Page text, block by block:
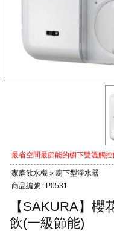
最省空間最節能的櫥下雙溫觸
家庭飲水機 » 廚下型淨水器
商品編號 : P0531
【SAKURA】櫻
飲(一級節能)